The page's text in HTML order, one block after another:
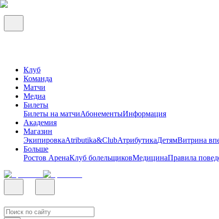
Клуб
Команда
Матчи
Медиа
Билеты
Билеты на матчиАбонементыИнформация
Академия
Магазин
ЭкипировкаAtributika&ClubАтрибутикаДетямВитрина
Больше
Ростов АренаКлуб болельщиковМедицинаПравила